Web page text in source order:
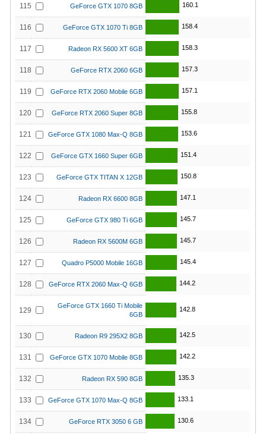
115 GeForce GTX 1070 8GB 160.1
116 GeForce GTX 1070 Ti 8GB 158.4
117 Radeon RX 5600 XT 6GB 158.3
118 GeForce RTX 2060 6GB 157.3
119 GeForce RTX 2060 Mobile 6GB 157.1
120 GeForce RTX 2060 Super 8GB 155.8
121 GeForce GTX 1080 Max-Q 8GB 153.6
122 GeForce GTX 1660 Super 6GB 151.4
123 GeForce GTX TITAN X 12GB 150.8
124 Radeon RX 6600 8GB 147.1
125 GeForce GTX 980 Ti 6GB 145.7
126 Radeon RX 5600M 6GB 145.7
127 Quadro P5000 Mobile 16GB 145.4
128 GeForce RTX 2060 Max-Q 6GB 144.2
129
GeForce GTX 1660 Ti Mobile
6GB
142.8
130 Radeon R9 295X2 8GB 142.5
131 GeForce GTX 1070 Mobile 8GB 142.2
132 Radeon RX 590 8GB 135.3
133 GeForce GTX 1070 Max-Q 8GB 133.1
134 GeForce RTX 3050 6 GB 130.6